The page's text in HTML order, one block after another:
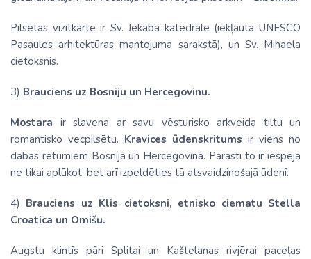
Pilsētas vizītkarte ir Sv. Jēkaba katedrāle (iekļauta UNESCO
Pasaules arhitektūras mantojuma sarakstā), un Sv. Mihaela
cietoksnis.
3) Brauciens uz Bosniju un Hercegovinu.
Mostara ir slavena ar savu vēsturisko arkveida tiltu un
romantisko vecpilsētu. Kravices ūdenskritums ir viens no
dabas retumiem Bosnijā un Hercegovinā. Parasti to ir iespēja
ne tikai aplūkot, bet arī izpeldēties tā atsvaidzinošajā ūdenī.
4) Brauciens uz Klis cietoksni, etnisko ciematuStella
Croatica un Omišu.
Augstu klintīs pāri Splitai un Kaštelanas rivjērai paceļas